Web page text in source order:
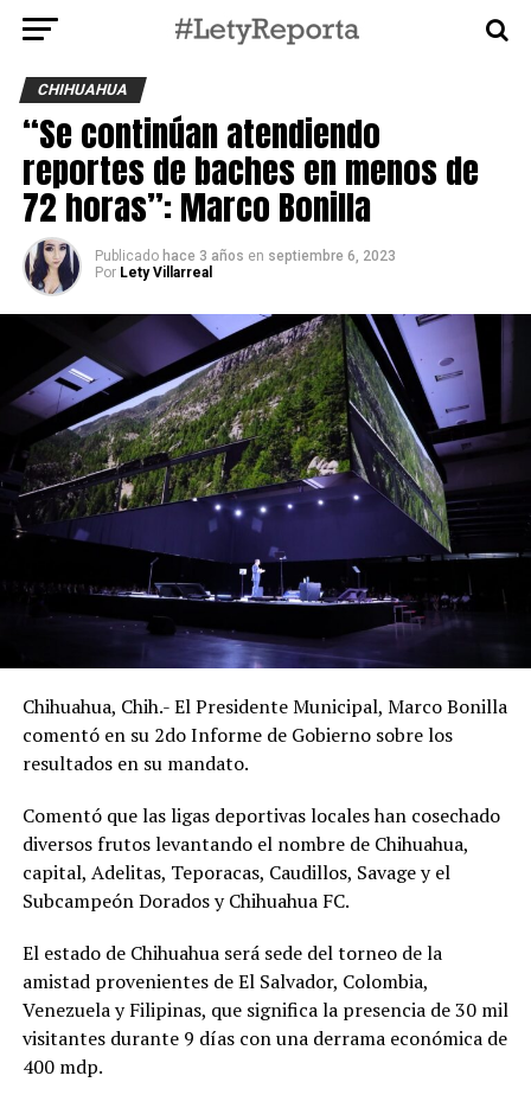
CHIHUAHUA
“Se continúan atendiendo
reportes de baches en menos de
72 horas”: Marco Bonilla
Publicado hace 3 años en septiembre 6, 2023
Por Lety Villarreal
Chihuahua, Chih.- El Presidente Municipal, Marco Bonilla
comentó en su 2do Informe de Gobierno sobre los
resultados en su mandato.
Comentó que las ligas deportivas locales han cosechado
diversos frutos levantando el nombre de Chihuahua,
capital, Adelitas, Teporacas, Caudillos, Savage y el
Subcampeón Dorados y Chihuahua FC.
El estado de Chihuahua será sede del torneo de la
amistad provenientes de El Salvador, Colombia,
Venezuela y Filipinas, que significa la presencia de 30 mil
visitantes durante 9 días con una derrama económica de
400 mdp.